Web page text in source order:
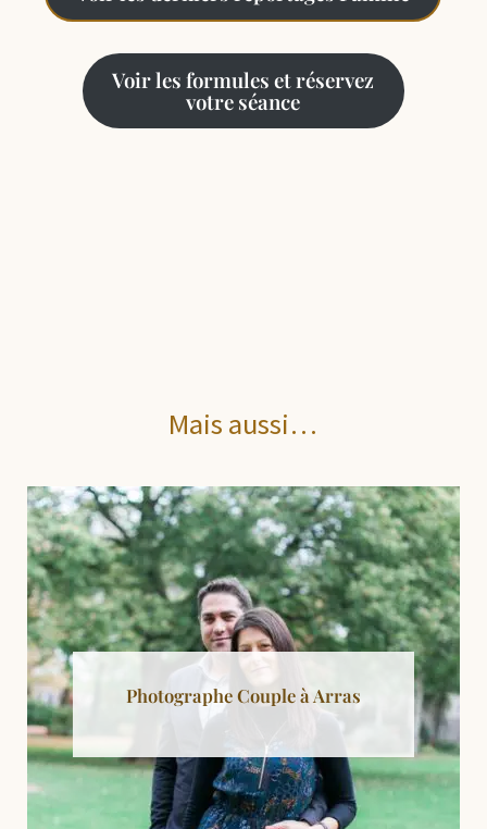
Voir les formules et réservez
votre séance
Mais aussi…
Photographe Couple à Arras